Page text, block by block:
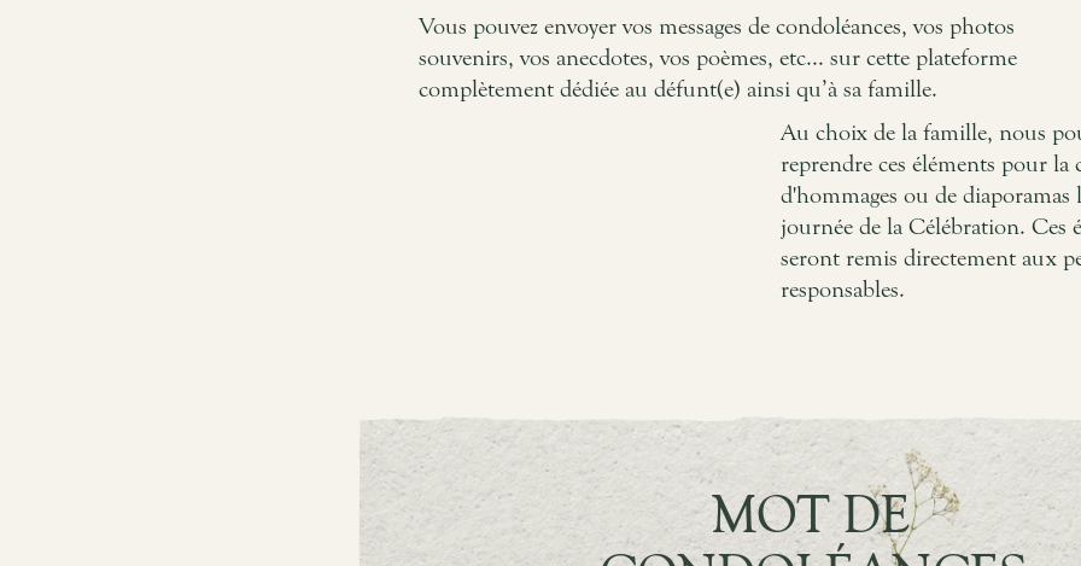
Vous pouvez envoyer vos messages de condoléances, vos photos
souvenirs, vos anecdotes, vos poèmes, etc... sur cette plateforme
complètement dédiée au défunt(e) ainsi qu’à sa famille.
Au choix de la famille, nous
reprendre ces éléments pour la
d'hommages ou de diaporamas
journée de la Célébration. Ces
seront remis directement aux
responsables.
MOT DE